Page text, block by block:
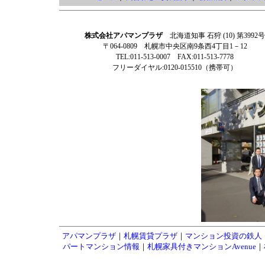
株式会社アパマンプラザ北海道知事 石狩 (10) 第3992号
〒064-0809 札幌市中央区南9条西4丁目1－12
TEL:011-513-0007 FAX:011-513-7778
フリーダイヤル:0120-015510（携帯可）
アパマンプラザ ｜ 札幌賃貸プラザ ｜ マンション投資の鉄人
パートマンション情報 ｜ 札幌家具付きマンションAvenue｜